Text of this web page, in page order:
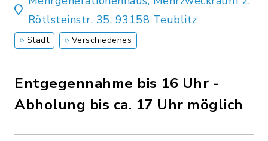
Rötlsteinstr. 35, 93158 Teublitz
Stadt Verschiedenes
Entgegennahme bis 16 Uhr -
Abholung bis ca. 17 Uhr möglich